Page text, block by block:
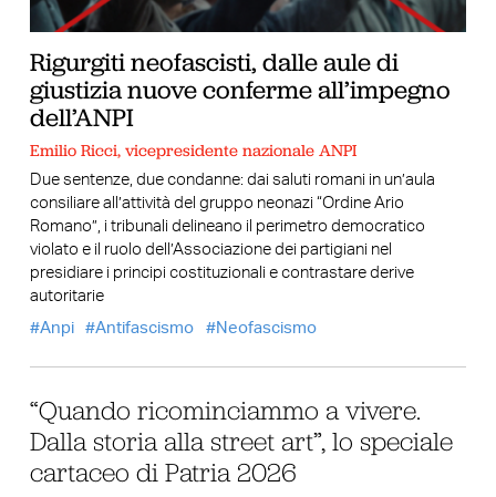
Rigurgiti neofascisti, dalle aule di
giustizia nuove conferme all’impegno
dell’ANPI
Emilio Ricci, vicepresidente nazionale ANPI
Due sentenze, due condanne: dai saluti romani in un’aula
consiliare all’attività del gruppo neonazi “Ordine Ario
Romano”, i tribunali delineano il perimetro democratico
violato e il ruolo dell’Associazione dei partigiani nel
presidiare i principi costituzionali e contrastare derive
autoritarie
Anpi
Antifascismo Neofascismo
“Quando ricominciammo a vivere.
Dalla storia alla street art”, lo speciale
cartaceo di Patria 2026